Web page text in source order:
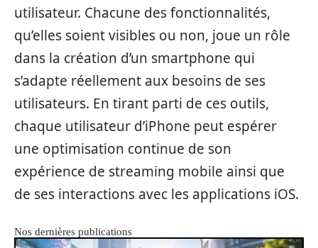
utilisateur. Chacune des fonctionnalités,
qu’elles soient visibles ou non, joue un rôle
dans la création d’un smartphone qui
s’adapte réellement aux besoins de ses
utilisateurs. En tirant parti de ces outils,
chaque utilisateur d’iPhone peut espérer
une optimisation continue de son
expérience de streaming mobile ainsi que
de ses interactions avec les applications iOS.
Nos dernières publications